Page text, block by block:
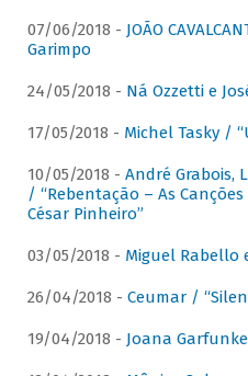
07/06/2018 - JOÃO
Garimpo
24/05/2018 - Ná Ozzetti e
17/05/2018 - Michel Tasky /
10/05/2018 - André Grabois,
/ “Rebentação – As
César Pinheiro”
03/05/2018 - Miguel Rabello
26/04/2018 - Ceumar /
19/04/2018 - Joana